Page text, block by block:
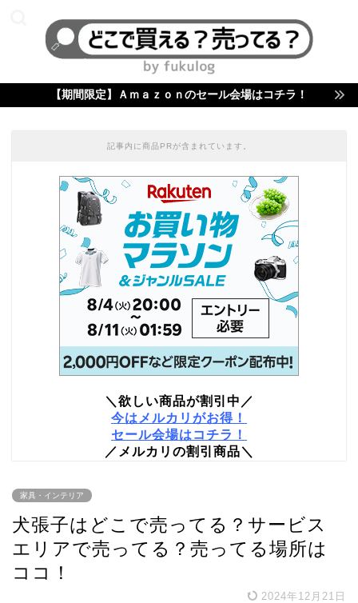
【期間限定】Ａｍａｚｏｎのセール会場はコチラ！
記事内に商品PRが含まれています。
＼欲しい商品が割引中／
今はメルカリがお得！
セール会場はコチラ！
／メルカリの割引商品＼
家具・インテリア
犬張子はどこで売ってる？サービス
エリアで売ってる？売ってる場所は
ココ！
2024年12月21日